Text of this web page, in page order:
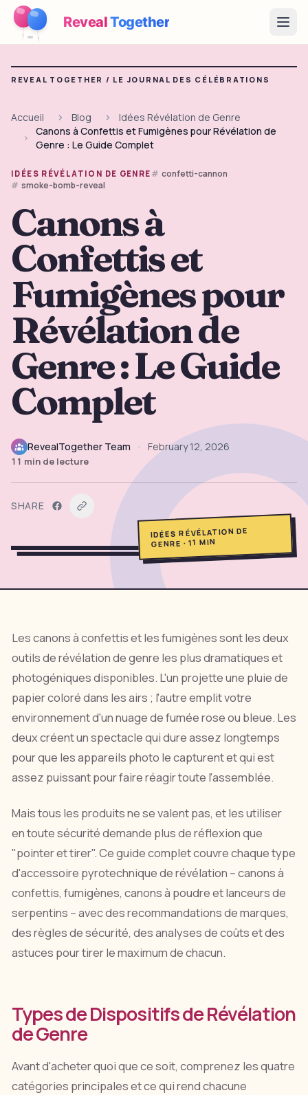
RevealTogether
Fonctionnement
Jeux
Blog
Jeux, imprimables et idées pratiques gratuits
Kit à imprimer gratuit
Outils Gratuits
Thèmes 12→
Connexion
Commencer
🇺🇸 FR
REVEAL TOGETHER / LE JOURNAL DES CÉLÉBRATIONS
Accueil Blog
Idées Révélation de Genre
Canons à Confettis et Fumigènes pour Révélation de
Genre : Le Guide Complet
IDÉES RÉVÉLATION DE GENRE
confetti-cannon
smoke-bomb-reveal
Canons à
Confettis et
Fumigènes pour
Révélation de
Genre : Le Guide
Complet
RevealTogether Team • February 12, 2026
11 min de lecture
SHARE
IDÉES RÉVÉLATION DE
GENRE ·11 MIN
Les canons à confettis et les fumigènes sont les deux
outils de révélation de genre les plus dramatiques et
photogéniques disponibles. L'un projette une pluie de
papier coloré dans les airs ; l'autre emplit votre
environnement d'un nuage de fumée rose ou bleue. Les
deux créent un spectacle qui dure assez longtemps
pour que les appareils photo le capturent et qui est
assez puissant pour faire réagir toute l'assemblée.
Mais tous les produits ne se valent pas, et les utiliser
en toute sécurité demande plus de réflexion que
"pointer et tirer". Ce guide complet couvre chaque type
d'accessoire pyrotechnique de révélation -- canons à
confettis, fumigènes, canons à poudre et lanceurs de
serpentins -- avec des recommandations de marques,
des règles de sécurité, des analyses de coûts et des
astuces pour tirer le maximum de chacun.
Types de Dispositifs de Révélation
de Genre
Avant d'acheter quoi que ce soit, comprenez les quatre
catégories principales et ce qui rend chacune